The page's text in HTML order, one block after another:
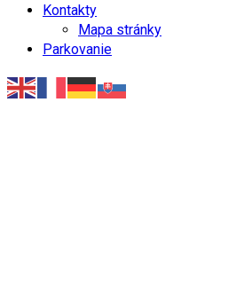
Kontakty
Mapa stránky
Parkovanie